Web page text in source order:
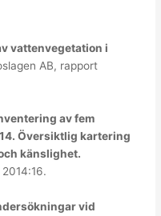
vattenvegetation i
AB, rapport
av fem
Översiktlig kartering
känslighet.
vid